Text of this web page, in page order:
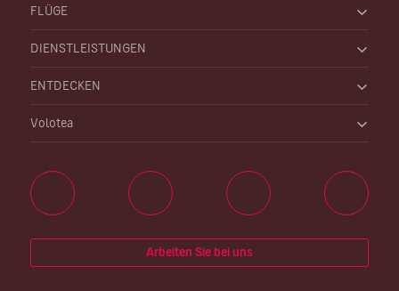
FLÜGE
DIENSTLEISTUNGEN
ENTDECKEN
Volotea
Arbeiten Sie bei uns